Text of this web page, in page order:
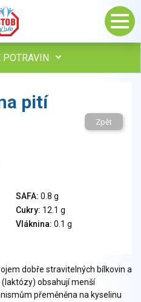
POTRAVIN
výrobky
pití
Zpět
SAFA: 0.8 g
Cukry: 12.1 g
Vláknina: 0.1 g
dobře stravitelných bílkovin a
obsahují menší
přeměněna na kyselinu